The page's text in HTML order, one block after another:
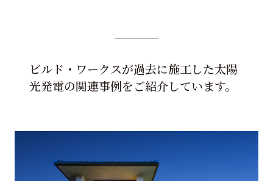
ビルド・ワークスが過去に施工した太陽
光発電の関連事例をご紹介しています。